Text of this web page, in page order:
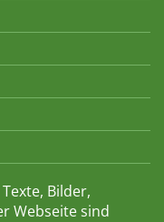
Bilder,
Webseite sind